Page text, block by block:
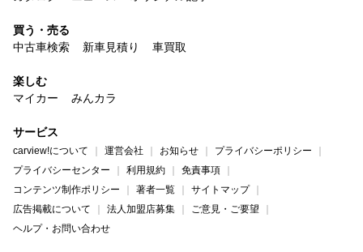
買う・売る
中古車検索
新車見積り 車買取
楽しむ
マイカー
みんカラ
サービス
carview!について 運営会社 お知らせ
プライバシーポリシー
プライバシーセンター
利用規約
免責事項
コンテンツ制作ポリシー
著者一覧
サイトマップ
広告掲載について
法人加盟店募集
ご意見・ご要望
ヘルプ・お問い合わせ